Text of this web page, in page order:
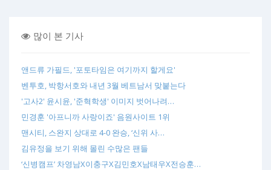
많이 본 기사
앤드류 가필드, '포토타임은 여기까지 할게요'
벤투호, 박항서호와 내년 3월 베트남서 맞붙는다
'고사2' 윤시윤, '준혁학생' 이미지 벗어나려…
민경훈 '아프니까 사랑이죠' 음원사이트 1위
맨시티, 스완지 상대로 4-0 완승, ‘신위 사…
김유정을 보기 위해 몰린 수많은 팬들
‘신병캠프’ 차영남X이충구X김민호X남태우X전승훈…